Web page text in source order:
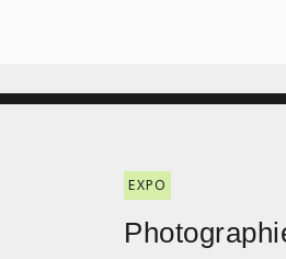
EXPO